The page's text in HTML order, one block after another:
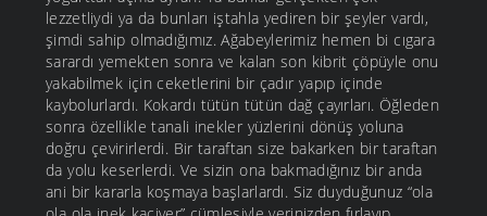
lezzetliydi ya da bunları iştahla yediren bir şeyler vardı,
şimdi sahip olmadığımız. Ağabeylerimiz hemen bi cıgara
sarardı yemekten sonra ve kalan son kibrit çöpüyle onu
yakabilmek için ceketlerini bir çadır yapıp içinde
kaybolurlardı. Kokardı tütün tütün dağ çayırları. Öğleden
sonra özellikle tanali inekler yüzlerini dönüş yoluna
doğru çevirirlerdi. Bir taraftan size bakarken bir taraftan
da yolu keserlerdi. Ve sizin ona bakmadığınız bir anda
ani bir kararla koşmaya başlarlardı. Siz duyduğunuz “ola